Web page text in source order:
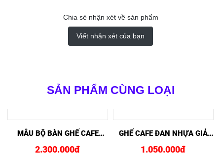
Website:https://banghecafesanvuon.vn
0/5
0%